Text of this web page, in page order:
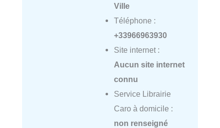
Ville
Téléphone :
+33966963930
Site internet :
Aucun site internet
connu
Service Librairie
Caro à domicile :
non renseigné